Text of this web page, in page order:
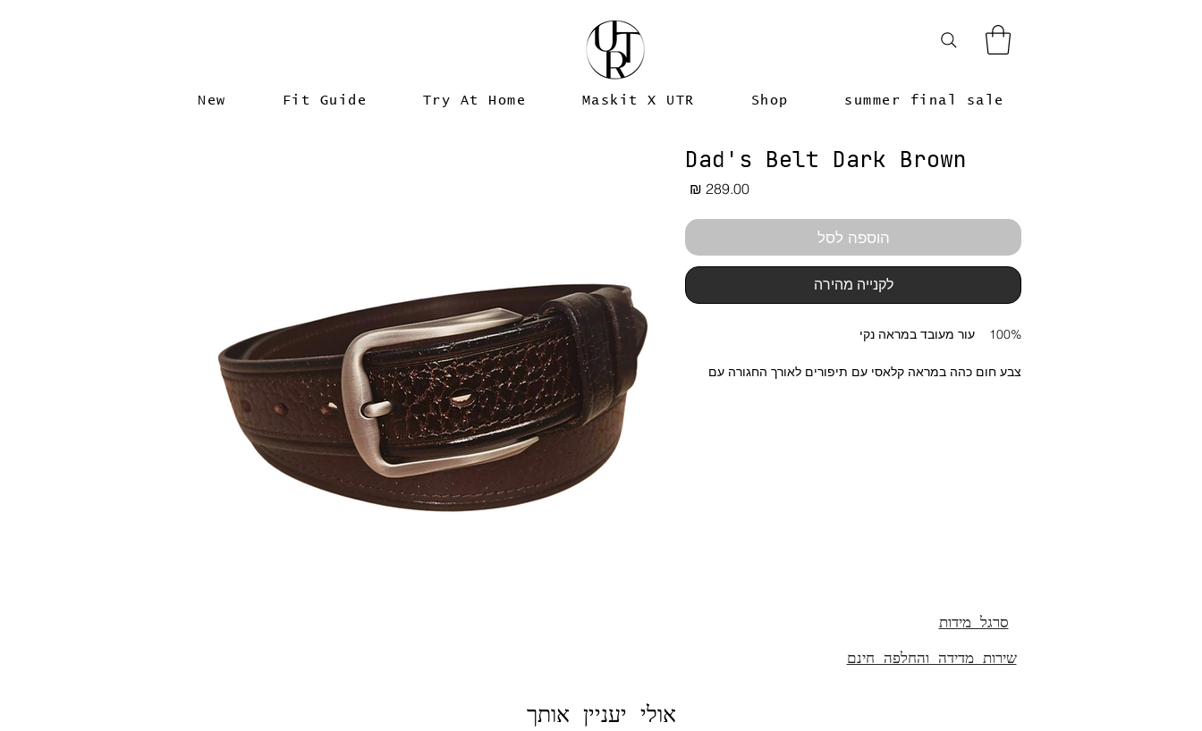
New Fit Guide Try At Home Maskit X UTR Shop summer final sale
Dad's Belt Dark Brown
הוספה לסל
לקנייה מהירה
100% עור מעובד במראה נקי
צבע חום כהה במראה קלאסי עם תיפורים לאורך החגורה עם
סרגל מידות
שירות מדידה והחלפה חינם
אולי יעניין אותך